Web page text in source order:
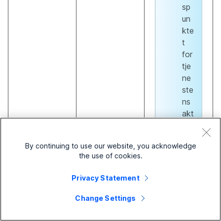
sp
un
kte
t
for
tje
ne
ste
ns
akt
g.
indeholder de
By continuing to use our website, you acknowledge
the use of cookies.
Privacy Statement
Change Settings